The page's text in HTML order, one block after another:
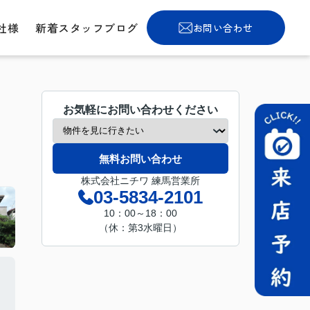
様 新着スタッフブログ お問い合わせ
お気軽にお問い合わせください
無料お問い合わせ
株式会社ニチワ 練馬営業所
03-5834-2101
10：00～18：00
（休：第3水曜日）